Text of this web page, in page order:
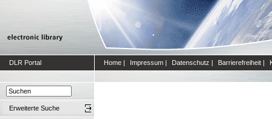
DLR Portal Home | Impressum | Datenschutz | Barrierefreiheit |
Erweiterte Suche